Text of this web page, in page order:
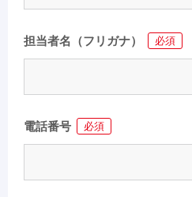
担当者名（フリガナ） 必須
電話番号 必須